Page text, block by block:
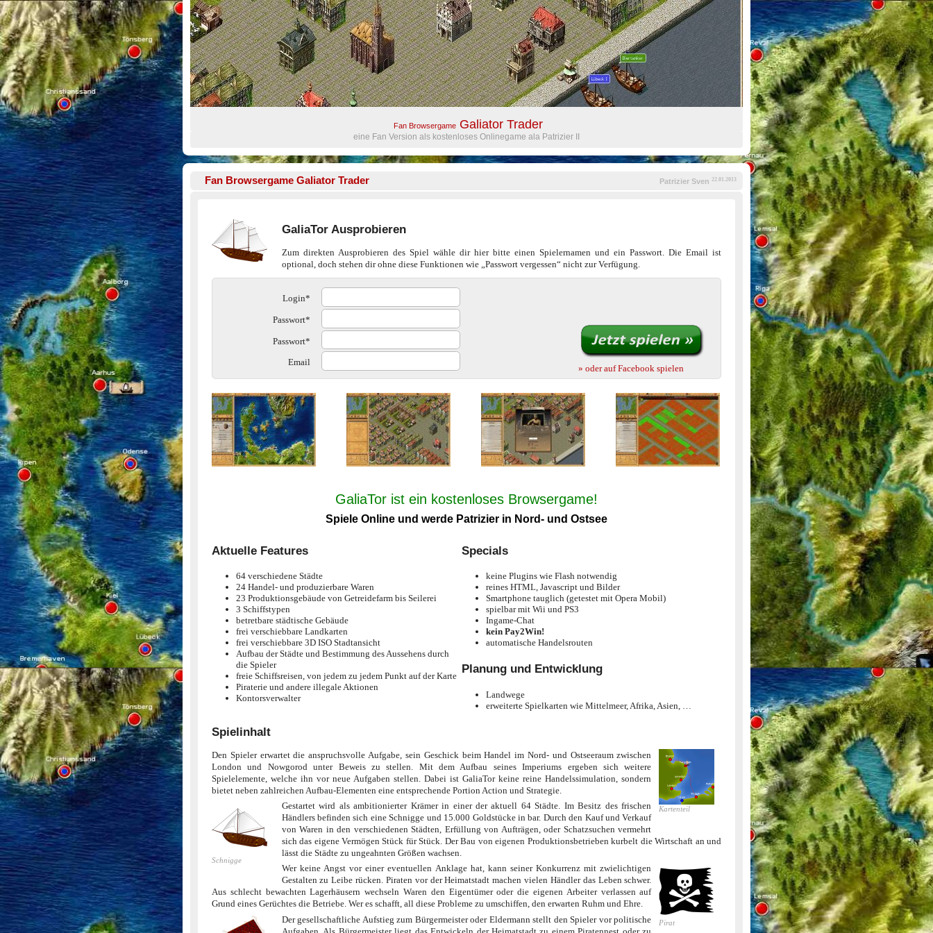
Fan Browsergame Galiator Trader
eine Fan Version als kostenloses Onlinegame ala Patrizier II
Fan BrowsergameGaliator Trader 22.01.2013
Patrizier Sven
GaliaTor Ausprobieren
Zum direkten Ausprobieren des Spiel wähle dir hier bitte einen Spielernamen und ein Passwort. Die Email ist
optional, doch stehen dir ohne diese Funktionen wie „Passwort vergessen“ nicht zur Verfügung.
Login*
Passwort*
Passwort*
Email
» oder auf Facebook spielen
GaliaTor ist ein kostenloses Browsergame!
Spiele Online und werde Patrizier in Nord- und Ostsee
Aktuelle Features
64 verschiedene Städte
24 Handel- und produzierbare Waren
23 Produktionsgebäude von Getreidefarm bis Seilerei
3 Schiffstypen
betretbare städtische Gebäude
frei verschiebbare Landkarten
frei verschiebbare 3D ISO Stadtansicht
Aufbau der Städte und Bestimmung des Aussehens durch
die Spieler
freie Schiffsreisen, von jedem zu jedem Punkt auf der Karte
Piraterie und andere illegale Aktionen
Kontorsverwalter
Specials
keine Plugins wie Flash notwendig
reines HTML, Javascript und Bilder
Smartphone tauglich (getestet mit Opera Mobil)
spielbar mit Wii und PS3
Ingame-Chat
kein Pay2Win!
automatische Handelsrouten
Planung und Entwicklung
Landwege
erweiterte Spielkarten wie Mittelmeer, Afrika, Asien, …
Spielinhalt
Kartenteil
Den Spieler erwartet die anspruchsvolle Aufgabe, sein Geschick beim Handel im Nord- und Ostseeraum zwischen
London und Nowgorod unter Beweis zu stellen. Mit dem Aufbau seines Imperiums ergeben sich weitere
Spielelemente, welche ihn vor neue Aufgaben stellen. Dabei ist GaliaTor keine reine Handelssimulation, sondern
bietet neben zahlreichen Aufbau-Elementen eine entsprechende Portion Action und Strategie.
Schnigge
Gestartet wird als ambitionierter Krämer in einer der aktuell 64 Städte. Im Besitz des frischen
Händlers befinden sich eine Schnigge und 15.000 Goldstücke in bar. Durch den Kauf und Verkauf
von Waren in den verschiedenen Städten, Erfüllung von Aufträgen, oder Schatzsuchen vermehrt
sich das eigene Vermögen Stück für Stück. Der Bau von eigenen Produktionsbetrieben kurbelt die Wirtschaft an und
lässt die Städte zu ungeahnten Größen wachsen.
Pirat
Wer keine Angst vor einer eventuellen Anklage hat, kann seiner Konkurrenz mit zwielichtigen
Gestalten zu Leibe rücken. Piraten vor der Heimatstadt machen vielen Händler das Leben schwer.
Aus schlecht bewachten Lagerhäusern wechseln Waren den Eigentümer oder die eigenen Arbeiter verlassen auf
Grund eines Gerüchtes die Betriebe. Wer es schafft, all diese Probleme zu umschiffen, den erwarten Ruhm und Ehre.
Der gesellschaftliche Aufstieg zum Bürgermeister oder Eldermann stellt den Spieler vor politische